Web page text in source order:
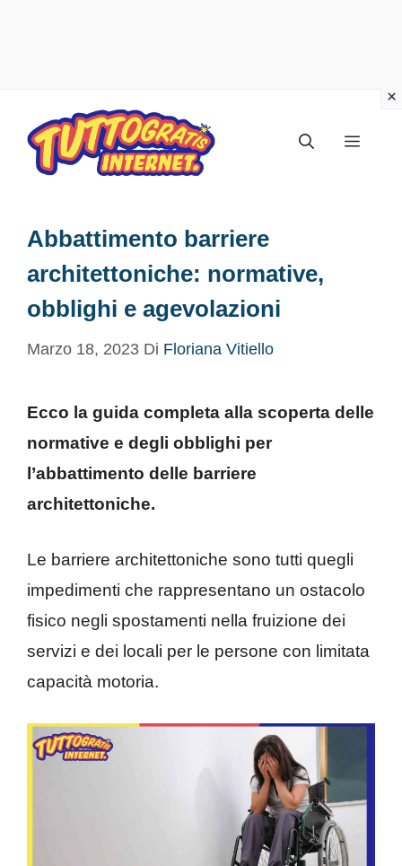
contenuto
Menu
Abbattimento barriere
architettoniche: normative,
obblighi e agevolazioni
Marzo 18, 2023 Di Floriana Vitiello
Ecco la guida completa alla scoperta delle
normative e degli obblighi per
l’abbattimento delle barriere
architettoniche.
Le barriere architettoniche sono tutti quegli
impedimenti che rappresentano un ostacolo
fisico negli spostamenti nella fruizione dei
servizi e dei locali per le persone con limitata
capacità motoria.